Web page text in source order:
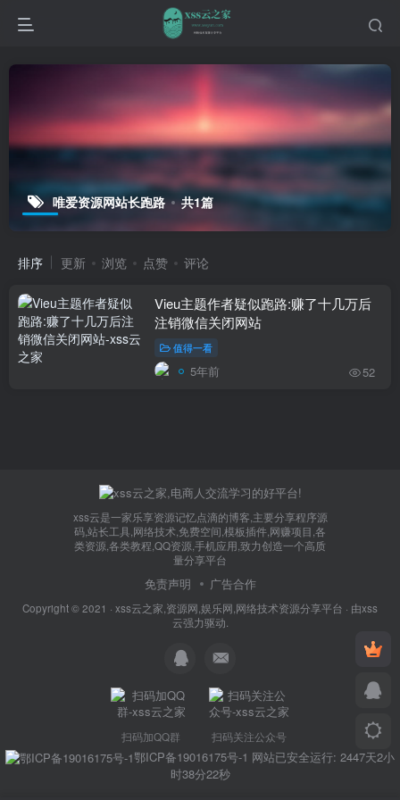
唯爱资源网站长跑路 共1篇
排序 更新 浏览 点赞 评论
Vieu主题作者疑似跑路:赚了十几万后
注销微信关闭网站
值得一看
5年前 52
xss云是一家乐享资源记忆点滴的博客,主要分享程序源
码,站长工具,网络技术,免费空间,模板插件,网赚项目,各
类资源,各类教程,QQ资源,手机应用,致力创造一个高质
量分享平台
免责声明 广告合作
Copyright © 2021 · xss云之家,资源网,娱乐网,网络技术资源分享平台 · 由xss
云强力驱动.
扫码加QQ群 扫码关注公众号
鄂ICP备19016175号-1 网站已安全运行: 2447天2小
时38分22秒